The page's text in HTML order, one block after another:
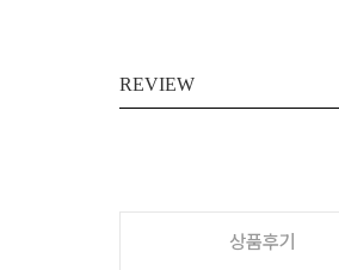
REVIEW
상품후기